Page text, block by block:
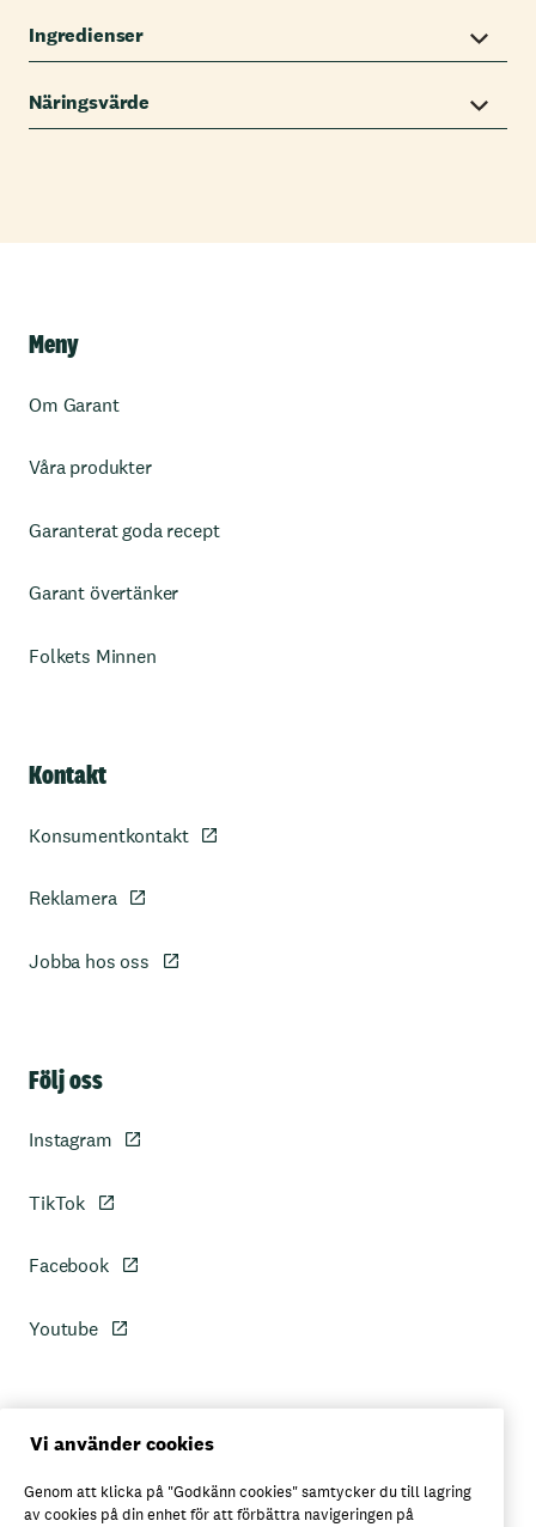
Ingredienser
Näringsvärde
Meny
Om Garant
Våra produkter
Garanterat goda recept
Garant övertänker
Folkets Minnen
Kontakt
Konsumentkontakt
Reklamera
Jobba hos oss
Följ oss
Instagram
TikTok
Facebook
Youtube
Personuppgiftspolicy
Axfoods integritetspolicy
Vi använder cookies
Genom att klicka på "Godkänn cookies" samtycker du till lagring
av cookies på din enhet för att förbättra navigeringen på